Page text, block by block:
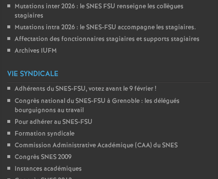
Mutations inter 2026 : le SNES FSU renseigne les collègues
stagiaires
Mutations intra 2026 : le SNES-FSU accompagne les stagiaires.
Affectation des fonctionnaires stagiaires et supports stagiaires
Archives IUFM
VIE SYNDICALE
Adhérents du SNES-FSU, votez avant le 9 février!
Congrès national du SNES-FSU à Grenoble : les délégués
bourguignons au travail
Pour adhérer au SNES-FSU
Formation syndicale
Commission Administrative Académique (CAA) du SNES
Congrès SNES 2009
Instances académiques